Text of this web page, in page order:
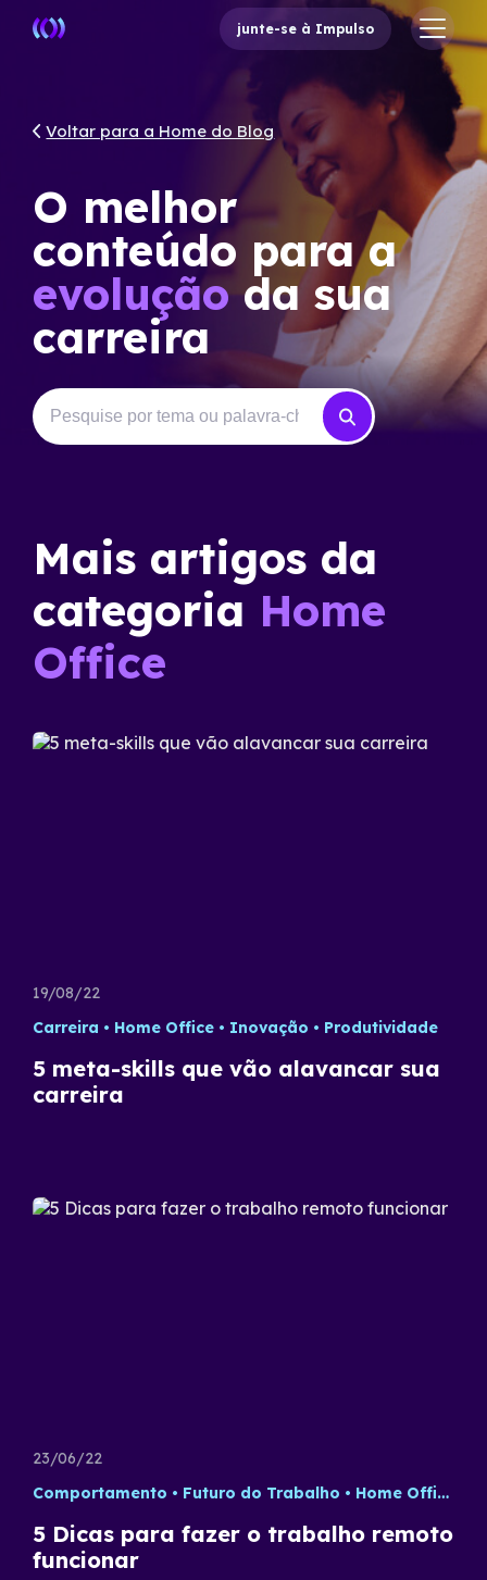
junte-se à Impulso
Voltar para a Home do Blog
O melhor
conteúdo para a
evolução da sua
carreira
Mais artigos da
categoria Home
Office
19/08/22
Carreira
Home Office Inovação Produtividade
5 meta-skills que vão alavancar sua
carreira
23/06/22
Comportamento
Futuro do Trabalho Home Office
5 Dicas para fazer o trabalho remoto
funcionar